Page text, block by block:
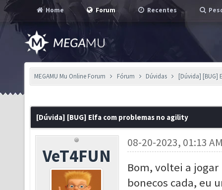
Home Forum Recentes
MEGAMU Mu Online Forum Fórum Dúvidas [Dúvida] [BUG]
[Dúvida] [BUG] Elfa com problemas no agility
VeT4FUN
08-20-2023, 01:13
Bom, voltei a
bonecos cada, eu